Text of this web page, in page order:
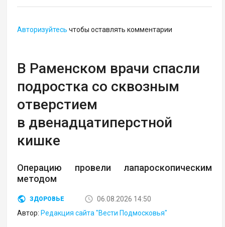
Авторизуйтесь чтобы оставлять комментарии
В Раменском врачи спасли
подростка со сквозным
отверстием
в двенадцатиперстной
кишке
Операцию провели лапароскопическим
методом
ЗДОРОВЬЕ
06.08.2026 14:50
Автор: Редакция сайта "Вести Подмосковья"